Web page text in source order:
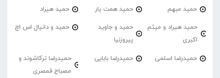
حمید مبهم حمید همت یار حمید هیراد
حمید هیراد و میثم
اکبری
حمید و جاوید
پیروزنیا
حمید و دانیال اس اچ
حمیدرضا اسلمی حمیدرضا بابایی
حمیدرضا ترکاشوند و
مصباح قمصری